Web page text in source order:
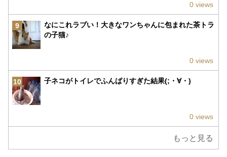
0 views
9
なにこれラブい！大きなワンちゃんに包まれた茶トラ
の子猫♪
0 views
10 子ネコがトイレでふんばりすぎた結果(;・∀・)
0 views
もっと見る